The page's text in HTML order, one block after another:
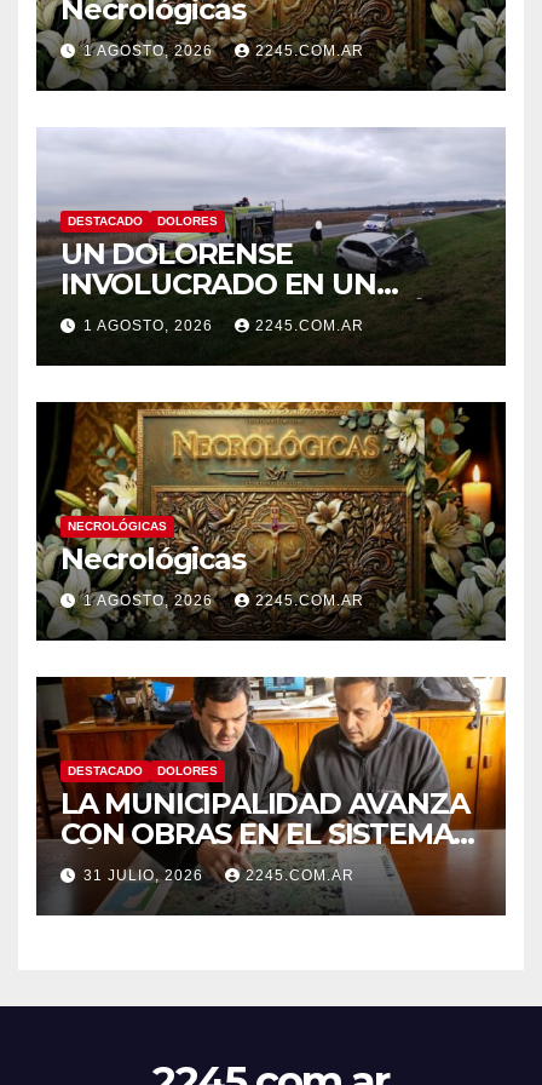
Necrológicas
1 AGOSTO, 2026 2245.COM.AR
DESTACADO DOLORES
UN DOLORENSE
INVOLUCRADO EN UN
SINIESTRO QUE TERMINÓ
CON DESPISTE Y VUELCO
1 AGOSTO, 2026 2245.COM.AR
NECROLÓGICAS
Necrológicas
1 AGOSTO, 2026 2245.COM.AR
DESTACADO DOLORES
LA MUNICIPALIDAD AVANZA
CON OBRAS EN EL SISTEMA
HÍDRICO DE DOLORES
31 JULIO, 2026 2245.COM.AR